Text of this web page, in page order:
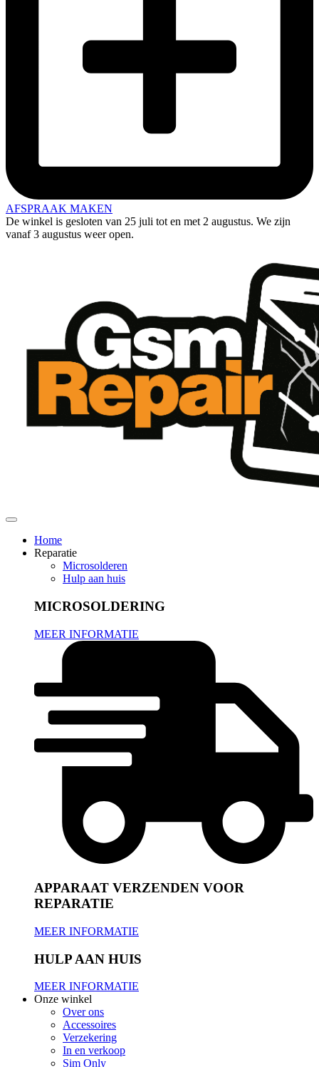
AFSPRAAK MAKEN
De winkel is gesloten van 25 juli tot en met 2 augustus. We zijn
vanaf 3 augustus weer open.
Home
Reparatie
Microsolderen
Hulp aan huis
MICROSOLDERING
MEER INFORMATIE
APPARAAT VERZENDEN VOOR
REPARATIE
MEER INFORMATIE
HULP AAN HUIS
MEER INFORMATIE
Onze winkel
Over ons
Accessoires
Verzekering
In en verkoop
Sim Only